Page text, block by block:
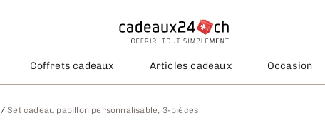
Coffrets cadeaux Articles cadeaux Occasion
/Set cadeau papillon personnalisable, 3-pièces